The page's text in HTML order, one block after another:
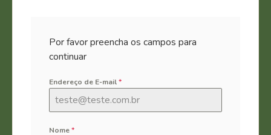
Por favor preencha os campos para
continuar
Endereço de E-mail*
Nome*